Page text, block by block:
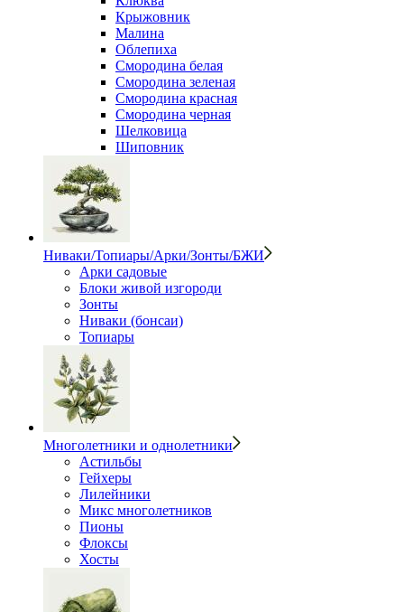
Крыжовник
Малина
Облепиха
Смородина белая
Смородина зеленая
Смородина красная
Смородина черная
Шелковица
Шиповник
Ниваки/Топиары/Арки/Зонты/БЖИ
Арки садовые
Блоки живой изгороди
Зонты
Ниваки (бонсаи)
Топиары
Многолетники и однолетники
Астильбы
Гейхеры
Лилейники
Микс многолетников
Пионы
Флоксы
Хосты